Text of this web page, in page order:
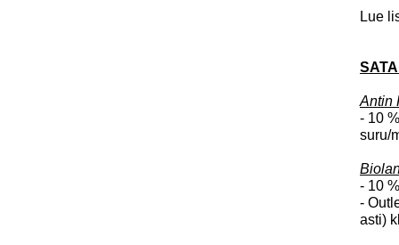
Lue
Antin
- 10
suru/
- 10
-
asti)